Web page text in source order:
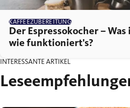
KAFFEEZUBEREITUNG
Der Espressokocher – Was
wie funktioniert's?
INTERESSANTE ARTIKEL